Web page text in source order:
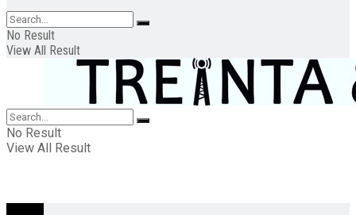
No Result
View All Result
No Result
View All Result